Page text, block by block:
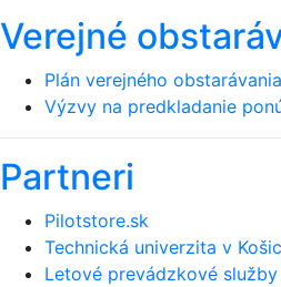
Verejné
Plán verejného obstarávania
Výzvy na predkladanie
Partneri
Pilotstore.sk
Technická univerzita v
Letové prevádzkové služby